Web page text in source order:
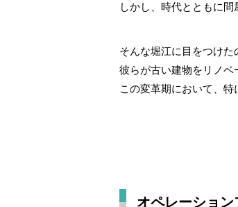
しかし、時代とともに
そんな堀江に目をつけた
彼らが古い建物をリノベ
この変革期において、
オペレーショ